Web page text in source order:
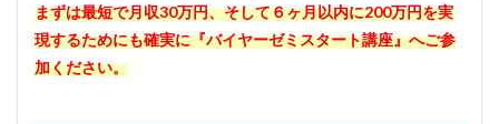
まずは最短で月収30万円、そして６ヶ月以内に200万円を実
現するためにも確実に『バイヤーゼミスタート講座』へご参
加ください。